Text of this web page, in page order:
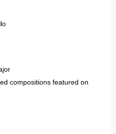
compositions featured on